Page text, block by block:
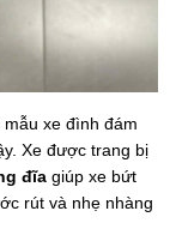
xe đình đám
Xe được trang bị
đĩa giúp xe bứt
rút và nhẹ nhàng